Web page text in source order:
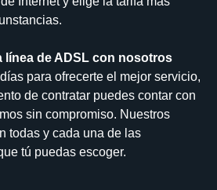
línea de ADSL con nosotros
para ofrecerte el mejor servicio,
de contratar puedes contar con
sin compromiso. Nuestros
todas y cada una de las
tú puedas escoger.